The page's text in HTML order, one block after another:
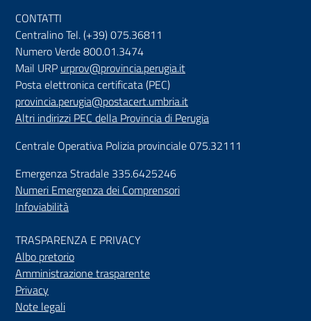
CONTATTI
Centralino Tel. (+39) 075.36811
Numero Verde 800.01.3474
Mail URP urprov@provincia.perugia.it
Posta elettronica certificata (PEC)
provincia.perugia@postacert.umbria.it
Altri indirizzi PEC della Provincia di Perugia
Centrale Operativa Polizia provinciale 075.32111
Emergenza Stradale 335.6425246
Numeri Emergenza dei Comprensori
Infoviabilità
TRASPARENZA E PRIVACY
Albo pretorio
Amministrazione trasparente
Privacy
Note legali